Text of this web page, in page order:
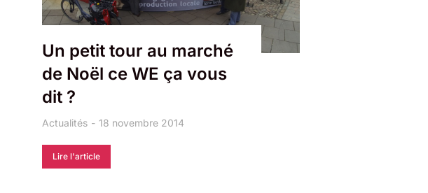
Un petit tour au marché
de Noël ce WE ça vous
dit ?
Actualités 18 novembre 2014
Lire l'article